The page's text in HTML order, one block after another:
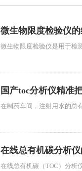
微生物限度检验仪
微生物限度检验仪是用于检
国产toc分析仪精准
在制药车间，注射用水的总
在线总有机碳分析
在线总有机碳（TOC）分析